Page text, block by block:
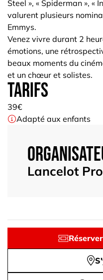
Steel », « Spiderman », «
valurent plusieurs
Emmys.
Venez vivre durant 2
émotions, une
beaux moments du
et un chœur et solistes.
Tarifs
39€
Adapté aux enfants
Lancelot